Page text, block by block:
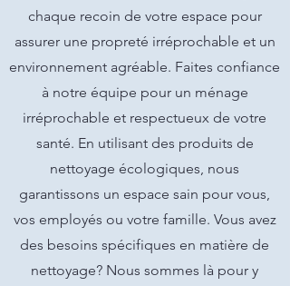
chaque recoin de votre espace pour
assurer une propreté irréprochable et un
environnement agréable. Faites confiance
à notre équipe pour un ménage
irréprochable et respectueux de votre
santé. En utilisant des produits de
nettoyage écologiques, nous
garantissons un espace sain pour vous,
vos employés ou votre famille. Vous avez
des besoins spécifiques en matière de
nettoyage? Nous sommes là pour y